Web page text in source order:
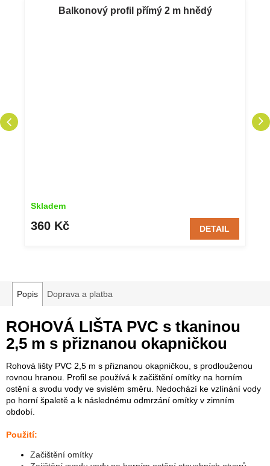
Balkonový profil přímý 2 m hnědý
Skladem
360 Kč DETAIL
Popis Doprava a platba
ROHOVÁ LIŠTA PVC s tkaninou
2,5 m s přiznanou okapničkou
Rohová lišty PVC 2,5 m s přiznanou okapničkou, s prodlouženou
rovnou hranou. Profil se používá k začištění omítky na horním
ostění a svodu vody ve svislém směru. Nedochází ke vzlínání vody
po horní špaletě a k následnému odmrzání omítky v zimním
období.
Použití:
Začištění omítky